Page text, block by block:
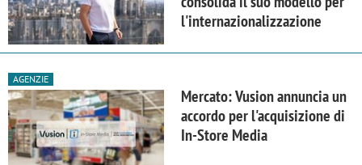
l'internazionalizzazione
AGENZIE
Mercato: Vusion annuncia un
accordo per l'acquisizione di
In-Store Media